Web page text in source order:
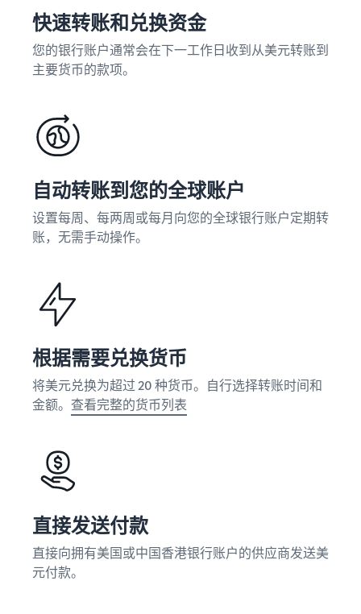
快速转账和兑换资金
您的银行账户通常会在下一工作日收到从美元转账到
主要货币的款项。
自动转账到您的全球账户
设置每周、每两周或每月向您的全球银行账户定期转
账，无需手动操作。
根据需要兑换货币
将美元兑换为超过 20 种货币。自行选择转账时间和
金额。 查看完整的货币列表
直接发送付款
直接向拥有美国或中国香港银行账户的供应商发送美
元付款。